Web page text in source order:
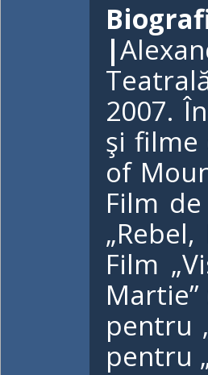
|
2007.
şi filme
of
Film
Film
pentru
pentru